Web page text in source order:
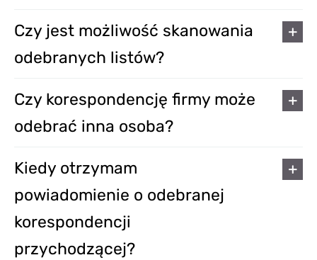
Czy jest możliwość skanowania
odebranych listów?
Czy korespondencję firmy może
odebrać inna osoba?
Kiedy otrzymam
powiadomienie o odebranej
korespondencji
przychodzącej?